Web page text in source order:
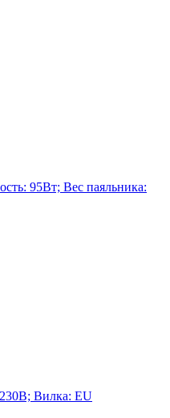
95Вт; Вес паяльника:
Вилка: EU